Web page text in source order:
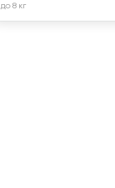
до 8 кг